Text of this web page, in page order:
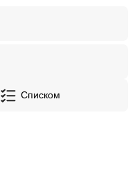
Списком